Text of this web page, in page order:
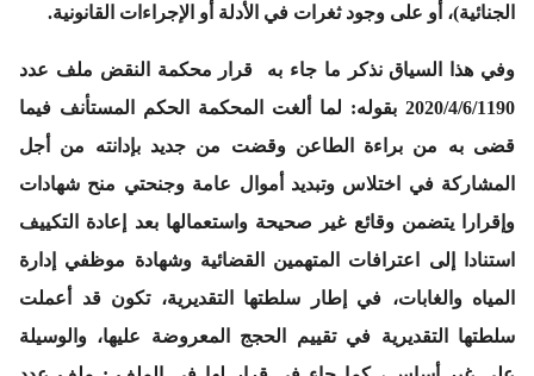
الجنائية)، أو على وجود ثغرات في الأدلة أو الإجراءات القانونية.
وفي هذا السياق نذكر ما جاء به قرار محكمة النقض ملف عدد
2020/4/6/1190 بقوله: لما ألغت المحكمة الحكم المستأنف فيما
قضى به من براءة الطاعن وقضت من جديد بإدانته من أجل
المشاركة في اختلاس وتبديد أموال عامة وجنحتي منح شهادات
وإقرارا يتضمن وقائع غير صحيحة واستعمالها بعد إعادة التكييف
استنادا إلى اعترافات المتهمين القضائية وشهادة موظفي إدارة
المياه والغابات، في إطار سلطتها التقديرية، تكون قد أعملت
سلطتها التقديرية في تقييم الحجج المعروضة عليها، والوسيلة